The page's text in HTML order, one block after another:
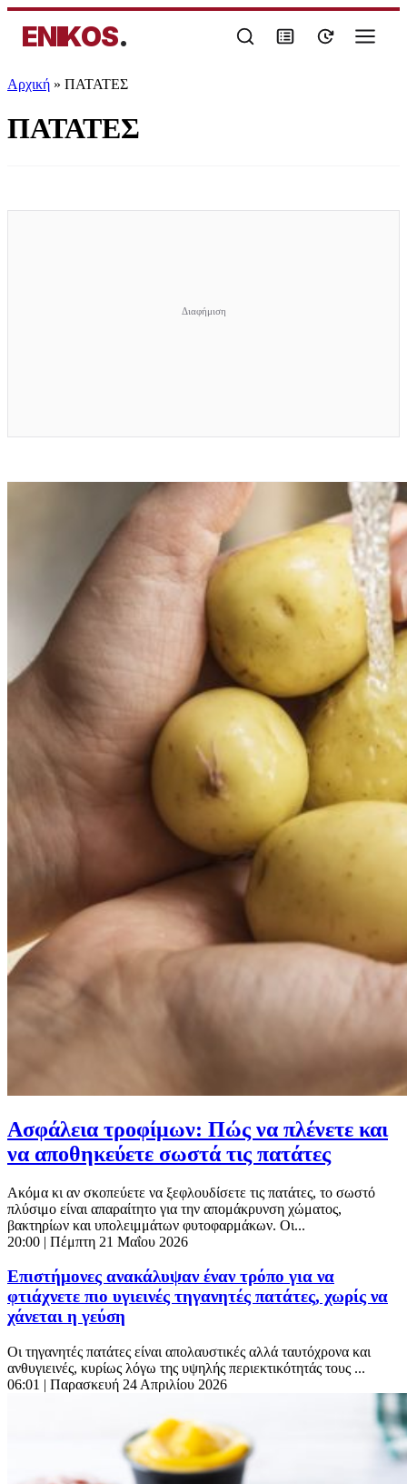
ENIKOS.
Αρχική » ΠΑΤΑΤΕΣ
ΠΑΤΑΤΕΣ
Ασφάλεια τροφίμων: Πώς να πλένετε και
να αποθηκεύετε σωστά τις πατάτες
Ακόμα κι αν σκοπεύετε να ξεφλουδίσετε τις πατάτες, το σωστό
πλύσιμο είναι απαραίτητο για την απομάκρυνση χώματος,
βακτηρίων και υπολειμμάτων φυτοφαρμάκων. Οι...
20:00 | Πέμπτη 21 Μαΐου 2026
Επιστήμονες ανακάλυψαν έναν τρόπο για να
φτιάχνετε πιο υγιεινές τηγανητές πατάτες, χωρίς να
χάνεται η γεύση
Οι τηγανητές πατάτες είναι απολαυστικές αλλά ταυτόχρονα και
ανθυγιεινές, κυρίως λόγω της υψηλής περιεκτικότητάς τους ...
06:01 | Παρασκευή 24 Απριλίου 2026